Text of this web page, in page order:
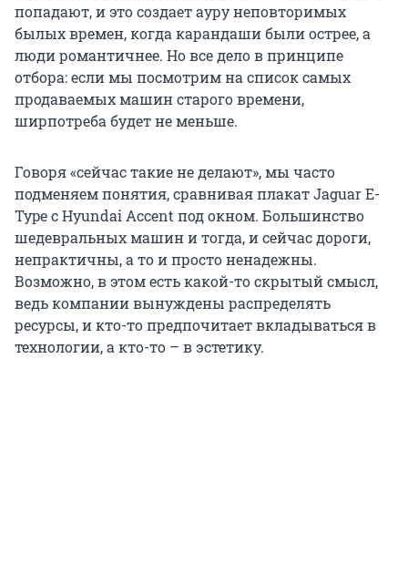
попадают, и это создает ауру неповторимых
былых времен, когда карандаши были острее, а
люди романтичнее. Но все дело в принципе
отбора: если мы посмотрим на список самых
продаваемых машин старого времени,
ширпотреба будет не меньше.
Говоря «сейчас такие не делают», мы часто
подменяем понятия, сравнивая плакат Jaguar E-
Type с Hyundai Accent под окном. Большинство
шедевральных машин и тогда, и сейчас дороги,
непрактичны, а то и просто ненадежны.
Возможно, в этом есть какой-то скрытый смысл,
ведь компании вынуждены распределять
ресурсы, и кто-то предпочитает вкладываться в
технологии, а кто-то – в эстетику.